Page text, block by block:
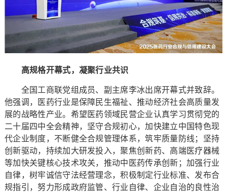
高规格开幕式，凝聚行业共识
全国工商联党组成员、副主席李冰出席开幕式并致辞。
他强调，医药行业是保障民生福祉、推动经济社会高质量发
展的战略性产业。希望医药领域民营企业认真学习贯彻党的
二十届四中全会精神，坚守合规初心，加快建立中国特色现
代企业制度，不断健全合规管理体系，筑牢质量防线；坚持
创新驱动，持续加大研发投入，聚焦创新药、高端医疗器械
等加快关键核心技术攻关，推动中医药传承创新；加强行业
自律，树牢诚信守法经营理念，积极制定行业标准、发布合
规指引，努力形成政府监管、行业自律、企业自治的良性治